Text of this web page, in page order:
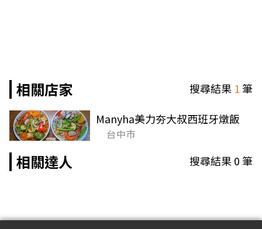
相關店家 搜尋結果 1筆
Manyha美力夯大叔西班牙燉飯
台中市
相關達人 搜尋結果0筆